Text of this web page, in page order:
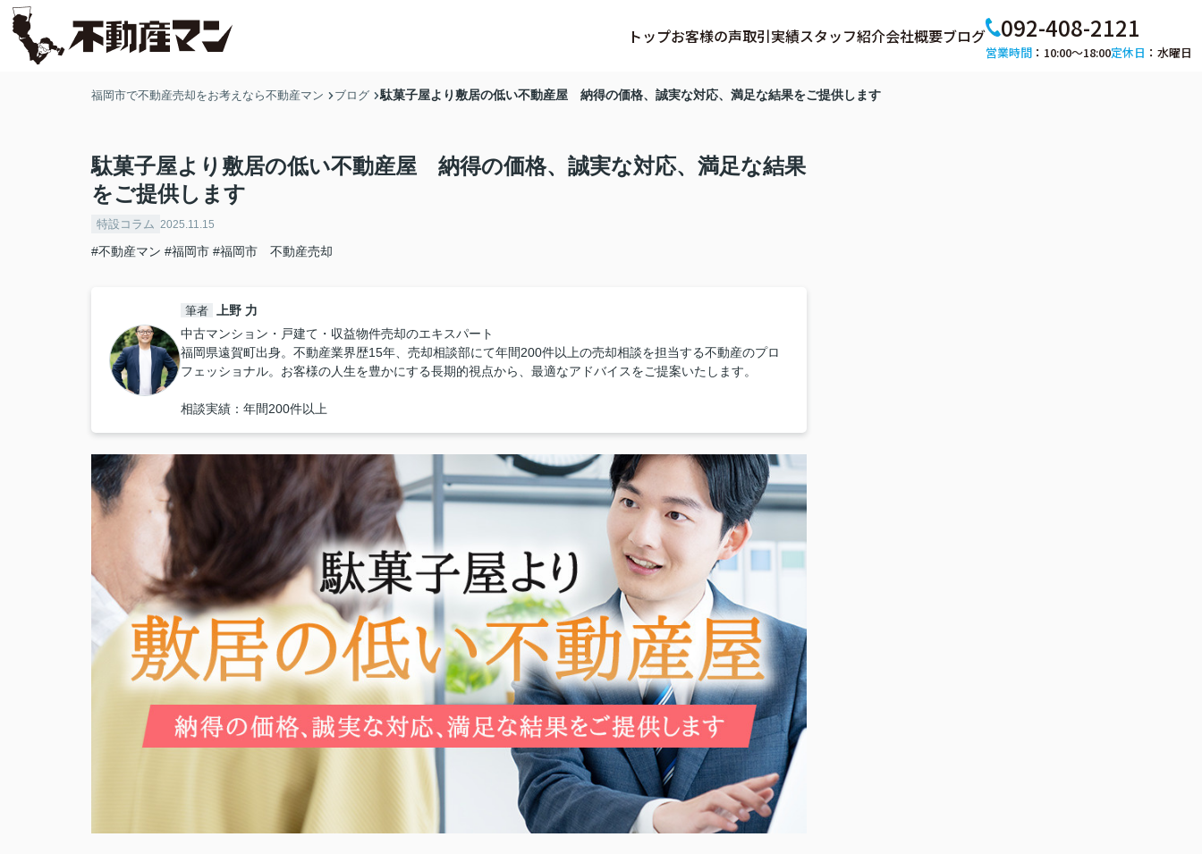
トップお客様の声取引実績スタッフ紹介会社概要ブログ 092-408-2121
営業時間 ：10:00～18:00定休日 ：水曜日
福岡市で不動産売却をお考えなら不動産マン ブログ 駄菓子屋より敷居の低い不動産屋 納得の価格、誠実な対応、満足な結果をご提供します
駄菓子屋より敷居の低い不動産屋 納得の価格、誠実な対応、満足な結果
をご提供します
特設コラム 2025.11.15
#不動産マン #福岡市 #福岡市 不動産売却
筆者
上野 力
中古マンション・戸建て・収益物件売却のエキスパート
福岡県遠賀町出身。不動産業界歴15年、売却相談部にて年間200件以上の売却相談を担当する不動産のプロ
フェッショナル。お客様の人生を豊かにする長期的視点から、最適なアドバイスをご提案いたします。
相談実績：年間200件以上